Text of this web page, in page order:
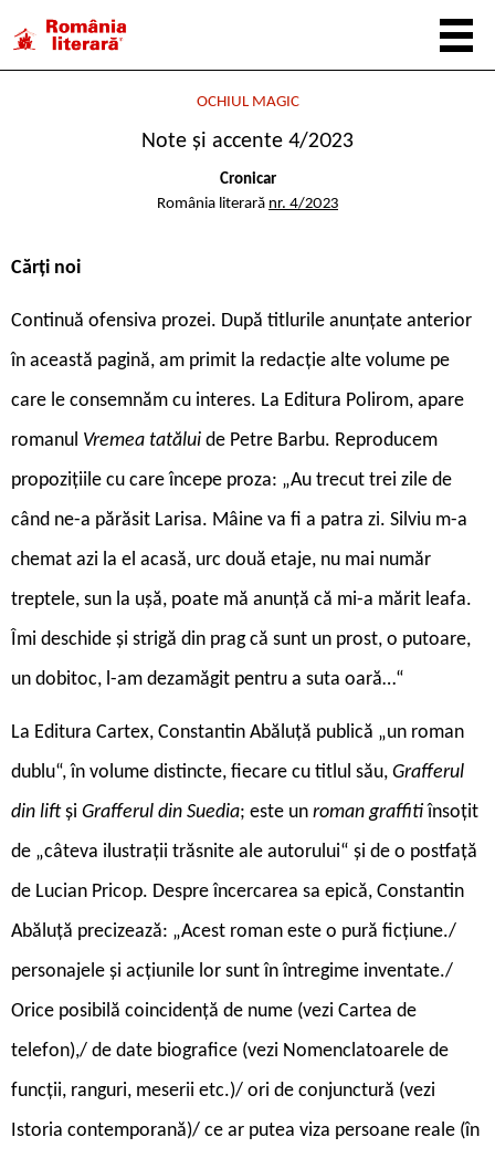
OCHIUL MAGIC
Note și accente 4/2023
Cronicar
România literară nr. 4/2023
Cărți noi
Continuă ofensiva prozei. După titlurile anunțate anterior
în această pagină, am primit la redacție alte volume pe
care le consemnăm cu interes. La Editura Polirom, apare
romanul Vremea tatălui de Petre Barbu. Reproducem
propozițiile cu care începe proza: „Au trecut trei zile de
când ne-a părăsit Larisa. Mâine va fi a patra zi. Silviu m-a
chemat azi la el acasă, urc două etaje, nu mai număr
treptele, sun la ușă, poate mă anunță că mi-a mărit leafa.
Îmi deschide și strigă din prag că sunt un prost, o putoare,
un dobitoc, l-am dezamăgit pentru a suta oară…“
La Editura Cartex, Constantin Abăluță publică „un roman
dublu“, în volume distincte, fiecare cu titlul său, Grafferul
din liftși Grafferul din Suedia; este un roman graffitiînsoțit
de „câteva ilustrații trăsnite ale autorului“ și de o postfață
de Lucian Pricop. Despre încercarea sa epică, Constantin
Abăluță precizează: „Acest roman este o pură ficțiune./
personajele și acțiunile lor sunt în întregime inventate./
Orice posibilă coincidență de nume (vezi Cartea de
telefon),/ de date biografice (vezi Nomenclatoarele de
funcții, ranguri, meserii etc.)/ ori de conjunctură (vezi
Istoria contemporană)/ ce ar putea viza persoane reale (în